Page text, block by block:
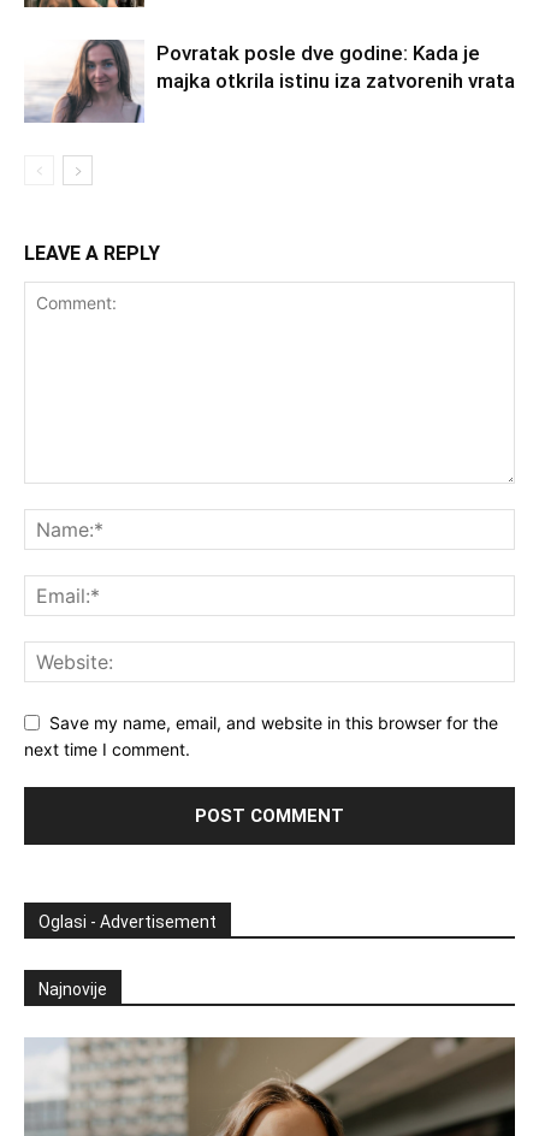
Povratak posle dve godine: Kada je
majka otkrila istinu iza zatvorenih vrata
LEAVE A REPLY
Save my name, email, and website in this browser for the
next time I comment.
Oglasi - Advertisement
Najnovije